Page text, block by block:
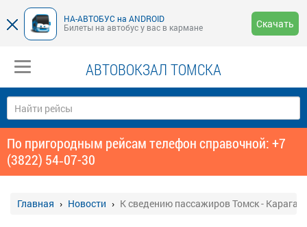
НА-АВТОБУС на ANDROID
Билеты на автобус у вас в кармане
Скачать
АВТОВОКЗАЛ ТОМСКА
По пригородным рейсам телефон справочной: +7
(3822) 54‑07-30
Главная Новости К сведению пассажиров Томск -